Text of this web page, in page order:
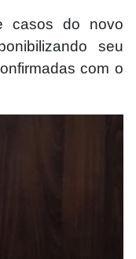
casos do novo
seu
com o